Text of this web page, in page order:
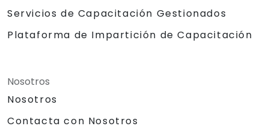
Servicios de Capacitación Gestionados
Plataforma de Impartición de Capacitación
Nosotros
Nosotros
Contacta con Nosotros